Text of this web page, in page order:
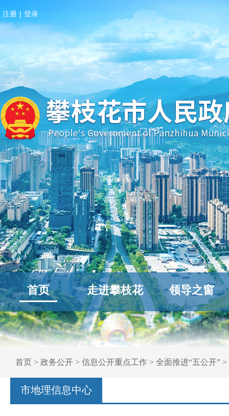
注册 | 登录
首页 走进攀枝花 领导之窗
首页 > 政务公开 > 信息公开重点工作 > 全面推进“五公开” >
市地理信息中心